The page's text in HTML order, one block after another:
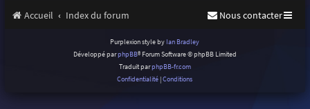
Accueil Index du forum Nous contacter
Purplexion style by Ian Bradley
Développé parphpBB® Forum Software © phpBB Limited
Traduit parphpBB-fr.com
Confidentialité |Conditions